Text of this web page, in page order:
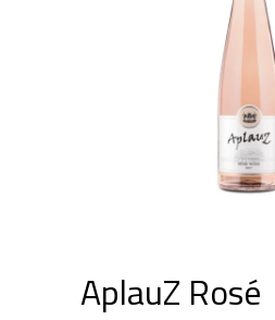
AplauZ Rosé